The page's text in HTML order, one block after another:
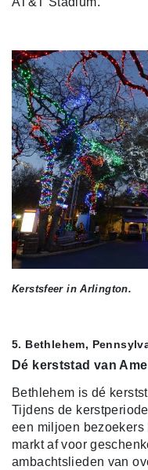
Kerstsfeer in Arlington.
5. Bethlehem,
Dé kerststad van
Bethlehem is dé
Tijdens de
een miljoen
markt af voor
ambachtslieden van